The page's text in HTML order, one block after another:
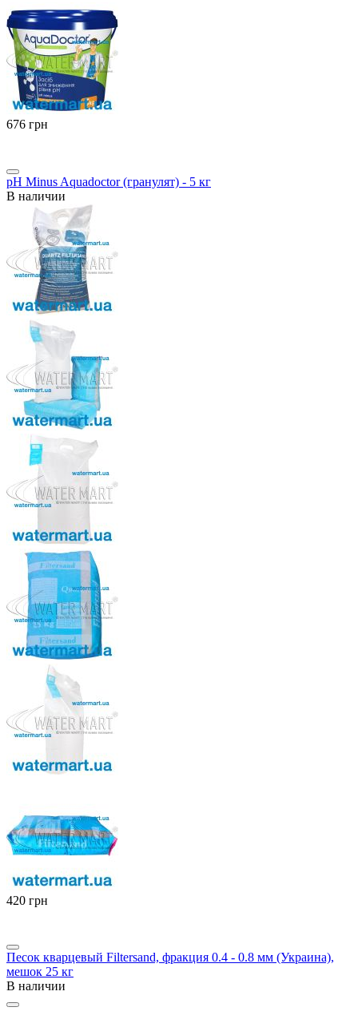
‍676‍ грн
pH Minus Aquadoctor (гранулят) - 5 кг
В наличии
‍420‍ грн
Песок кварцевый Filtersand, фракция 0.4 - 0.8 мм (Украина),
мешок 25 кг
В наличии